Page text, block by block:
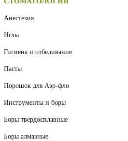
Анестезия
Иглы
Гигиена и отбеливание
Пасты
Порошок для Аэр-фло
Инструменты и боры
Боры твердосплавные
Боры алмазные